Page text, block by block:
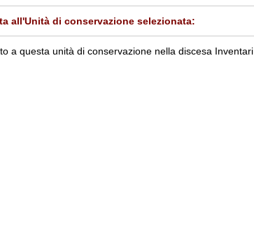
all'Unità di conservazione selezionata:
a questa unità di conservazione nella discesa Inventari